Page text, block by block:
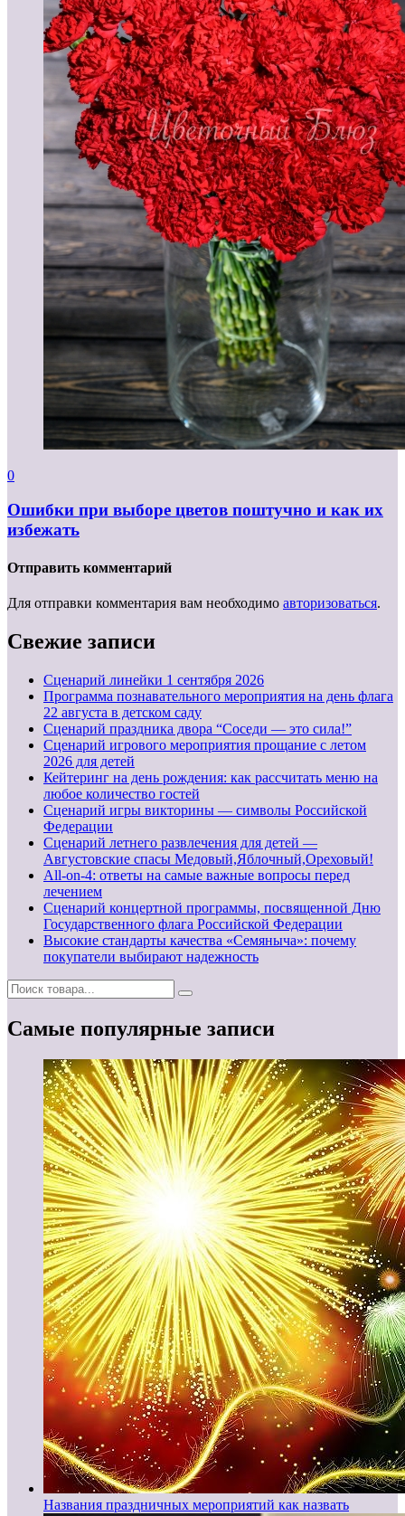
0
Ошибки при выборе цветов поштучно и как их
избежать
Отправить комментарий
Для отправки комментария вам необходимо авторизоваться.
Свежие записи
Cценарий линейки 1 сентября 2026
Программа познавательного мероприятия на день флага
22 августа в детском саду
Сценарий праздника двора “Соседи — это сила!”
Сценарий игрового мероприятия прощание с летом
2026 для детей
Кейтеринг на день рождения: как рассчитать меню на
любое количество гостей
Сценарий игры викторины — символы Российской
Федерации
Сценарий летнего развлечения для детей —
Августовские спасы Медовый,Яблочный,Ореховый!
All-on-4: ответы на самые важные вопросы перед
лечением
Сценарий концертной программы, посвященной Дню
Государственного флага Российской Федерации
Высокие стандарты качества «Семяныча»: почему
покупатели выбирают надежность
Самые популярные записи
Названия праздничных мероприятий как назвать